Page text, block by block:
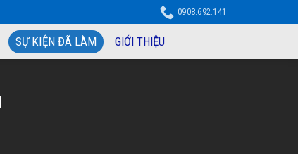
0908.692.141
SỰ KIỆN ĐÃ LÀM GIỚI THIỆU